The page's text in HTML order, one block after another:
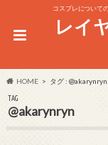
コスプレについて
レイ
HOME タグ : @akarynryn
TAG
@akarynryn